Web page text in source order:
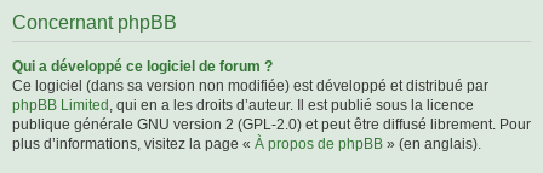
Concernant phpBB
Qui a développé ce logiciel de forum ?
Ce logiciel (dans sa version non modifiée) est développé et distribué par
phpBB Limited , qui en a les droits d’auteur. Il est publié sous la licence
publique générale GNU version 2 (GPL-2.0) et peut être diffusé librement. Pour
plus d’informations, visitez la page « À propos de phpBB » (en anglais).